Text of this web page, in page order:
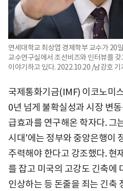
연세대학교 최상엽 경제학부 교수가 20
교수연구실에서 조선비즈와 인터뷰를
이야기하고 있다. 2022.10.20 /남강호 기
국제통화기금(IMF) 이코노미
0년 넘게 불확실성과 시장 변
급효과를 연구해온 학자다. 그
시대'에는 정부와 중앙은행이
주력해야 한다고 강조했다. 현
를 잡고 미국의 고강도 긴축에
인상하는 등 돈줄을 죄는 긴축